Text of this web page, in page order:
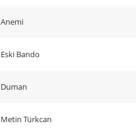
Anemi
Eski Bando
Duman
Metin Türkcan